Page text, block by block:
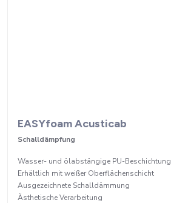
EASYfoam Acusticab
Schalldämpfung
Wasser- und ölabstängige PU-Beschichtung
Erhältlich mit weißer Oberflächenschicht
Ausgezeichnete Schalldämmung
Ästhetische Verarbeitung